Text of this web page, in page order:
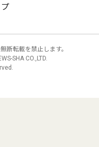
断転載を禁止します。
SHA CO.,LTD.